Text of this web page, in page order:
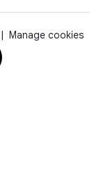
Manage cookies